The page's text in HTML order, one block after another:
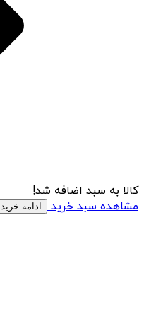
کالا به سبد اضافه شد!
مشاهده سبد خرید
ادامه خرید